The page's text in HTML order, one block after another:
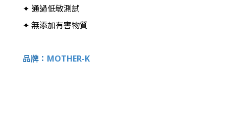
✦ 通過低敏測試
✦ 無添加有害物質
品牌： MOTHER-K